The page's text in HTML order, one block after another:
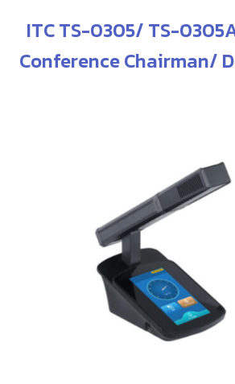
ITC TS-0305/ TS-
Conference Chairman/